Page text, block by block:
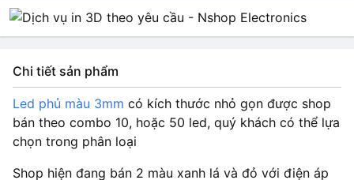
Chi tiết sản phẩm
Led phủ màu 3mm có kích thước nhỏ gọn được shop
bán theo combo 10, hoặc 50 led, quý khách có thể lựa
chọn trong phân loại
Shop hiện đang bán 2 màu xanh lá và đỏ với điện áp